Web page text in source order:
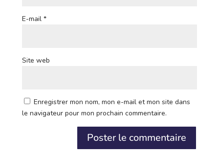
E-mail *
Site web
Enregistrer mon nom, mon e-mail et mon site dans
le navigateur pour mon prochain commentaire.